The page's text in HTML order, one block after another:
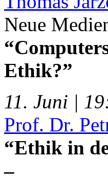
Neue
Ethik?”
11. Juni |
Prof. Dr.
“Ethik in
–